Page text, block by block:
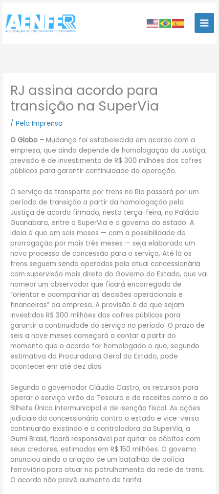
para
conteúdo
RJ assina acordo para
transição na SuperVia
/Pela Imprensa
O Globo –Mudança foi estabelecida em acordo com a
empresa, que ainda depende de homologação da Justiça;
previsão é de investimento de R$ 300 milhões dos cofres
públicos para garantir continuidade da operação.
O serviço de transporte por trens no Rio passará por um
período de transição a partir da homologação pela
Justiça de acordo firmado, nesta terça-feira, no Palácio
Guanabara, entre a SuperVia e o governo do estado. A
ideia é que em seis meses — com a possibilidade de
prorrogação por mais três meses — seja elaborado um
novo processo de concessão para o serviço. Até lá os
trens seguem sendo operados pela atual concessionária
com supervisão mais direta do Governo do Estado, que vai
nomear um observador que ficará encarregado de
“orientar e acompanhar as decisões operacionais e
financeiras” da empresa. A previsão é de que sejam
investidos R$ 300 milhões dos cofres públicos para
garantir a continuidade do serviço no período. O prazo de
seis a nove meses começará a contar a partir do
momento que o acordo for homologado o que, segundo
estimativa da Procuradoria Geral do Estado, pode
acontecer em até dez dias.
Segundo o governador Cláudio Castro, os recursos para
operar o serviço virão do Tesouro e de receitas como a do
Bilhete Único Intermunicipal e de isenção fiscal. As ações
judiciais da concessionária contra o estado e vice-versa
continuarão existindo e a controladora da SuperVia, a
Gumi Brasil, ficará responsável por quitar os débitos com
seus credores, estimados em R$ 150 milhões. O governo
anunciou ainda a criação de um batalhão de polícia
ferroviária para atuar no patrulhamento da rede de trens.
O acordo não prevê aumento de tarifa.